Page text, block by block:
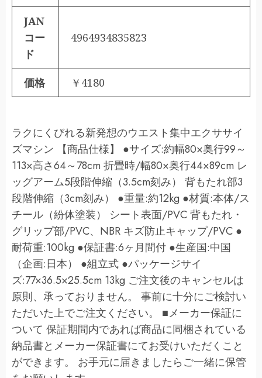
JAN
コー
ド
4964934835823
価格 ￥4180
ラクにくびれる新発想のウエスト集中エクササイ
ズマシン 【商品仕様】 ●サイズ:約幅80×奥行99～
113×高さ64～78cm 折畳時/幅80×奥行44×89cm レ
ッグアーム5段階伸縮（3.5cm刻み） 背もたれ部3
段階伸縮（3cm刻み） ●重量:約12kg ●材質:本体/ス
チール（紛体塗装） シート表面/PVC 背もたれ・
グリップ部/PVC、NBR キズ防止キャップ/PVC ●
耐荷重:100kg ●保証書:6ヶ月間付 ●生産国:中国
（企画:日本） ●組立式 ●パッケージサイ
ズ:77×36.5×25.5cm 13kg ご注文後のキャンセルは
原則、承っておりません。 事前に十分にご検討い
ただいた上でご注文ください。 ■メーカー保証に
ついて 保証期間内であれば商品に同梱されている
納品書とメーカー保証書にてお受けいただくこと
ができます。 お手元に届きましたらご一緒に保管